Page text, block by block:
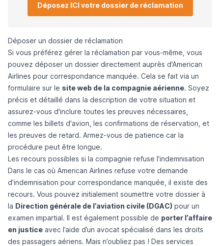
Déposez ICI votre dossier de réclamation
Déposer un dossier de réclamation
Si vous préférez gérer la réclamation par vous-même, vous
pouvez déposer un dossier directement auprès d'American
Airlines pour correspondance manquée. Cela se fait via un
formulaire sur le site web de la compagnie aérienne. Soyez
précis et détaillé dans la description de votre situation et
assurez-vous d'inclure toutes les preuves nécessaires,
comme les billets d'avion, les confirmations de réservation, et
les preuves de retard. Armez-vous de patience car la
procédure peut être longue.
Les recours possibles si la compagnie refuse l'indemnisation
Dans le cas où American Airlines refuse votre demande
d’indemnisation pour correspondance manquée, il existe des
recours. Vous pouvez initialement soumettre votre dossier à
la Direction générale de l’aviation civile (DGAC) pour un
examen impartial. Il est également possible de porter l’affaire
en justice avec l’aide d’un avocat spécialisé dans les droits
des passagers aériens. Mais n’oubliez pas ! Des services